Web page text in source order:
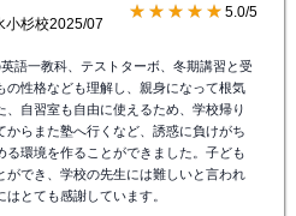
小杉校2025/07
★★★★★ 5.0/5
語一教科、テストターボ、冬期講習と受
の性格なども理解し、親身になって根気
自習室も自由に使えるため、学校帰り
からまた塾へ行くなど、誘惑に負けがち
環境を作ることができました。子ども
ができ、学校の先生には難しいと言われ
とても感謝しています。